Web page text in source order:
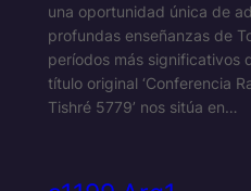
una oportunidad única de
profundas enseñanzas de
períodos más significativos
título original ‘Conferencia
Tishré 5779’ nos sitúa en…